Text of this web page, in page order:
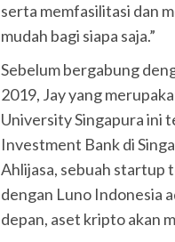
serta memfasilitasi dan
mudah bagi siapa saja.”
Sebelum bergabung
2019, Jay yang
University Singapura ini
Investment Bank di
Ahlijasa, sebuah startup
dengan Luno Indonesia
depan, aset kripto akan